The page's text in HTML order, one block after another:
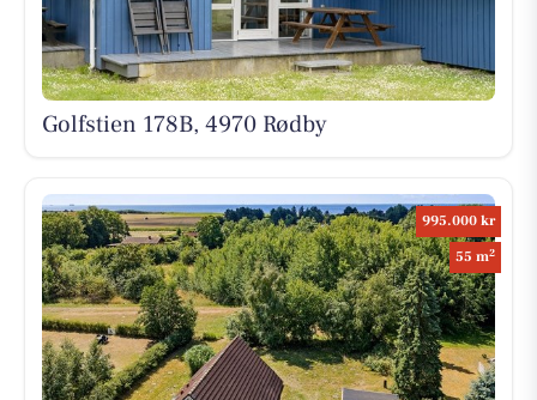
Golfstien 178B, 4970 Rødby
995.000 kr
55 m2